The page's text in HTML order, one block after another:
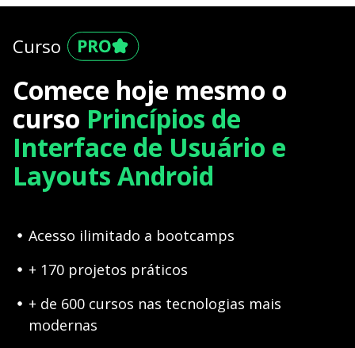
Curso
Comece hoje mesmo o
curso Princípios de
Interface de Usuário e
Layouts Android
Acesso ilimitado a bootcamps
+ 170 projetos práticos
+ de 600 cursos nas tecnologias mais
modernas